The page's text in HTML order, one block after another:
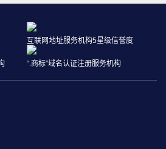
互联网地址服务机构5星级信誉度
“.商标”域名认证注册服务机构